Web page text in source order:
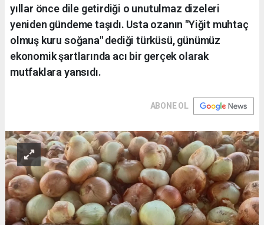
yıllar önce dile getirdiği o unutulmaz dizeleri
yeniden gündeme taşıdı. Usta ozanın "Yiğit muhtaç
olmuş kuru soğana" dediği türküsü, günümüz
ekonomik şartlarında acı bir gerçek olarak
mutfaklara yansıdı.
ABONE OL